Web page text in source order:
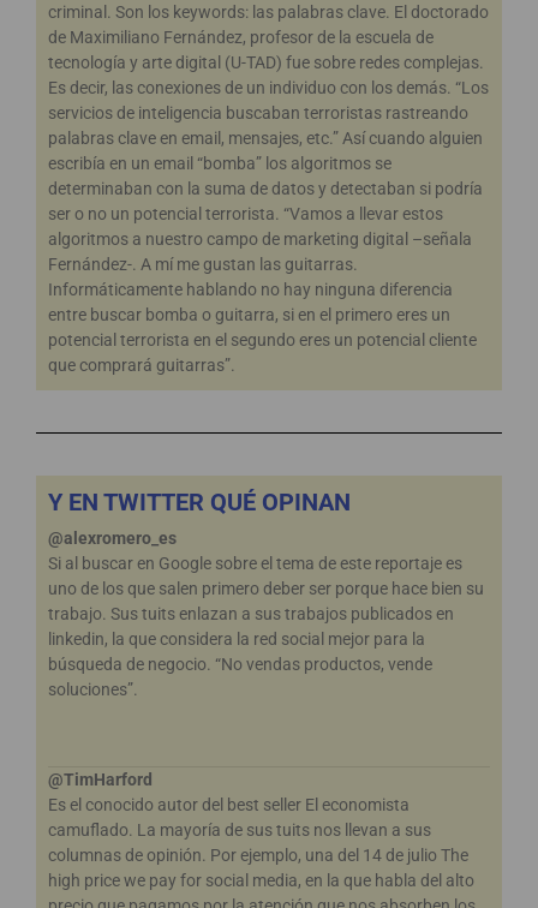
criminal. Son los keywords: las palabras clave. El doctorado
de Maximiliano Fernández, profesor de la escuela de
tecnología y arte digital (U-TAD) fue sobre redes complejas.
Es decir, las conexiones de un individuo con los demás. “Los
servicios de inteligencia buscaban terroristas rastreando
palabras clave en email, mensajes, etc.” Así cuando alguien
escribía en un email “bomba” los algoritmos se
determinaban con la suma de datos y detectaban si podría
ser o no un potencial terrorista. “Vamos a llevar estos
algoritmos a nuestro campo de marketing digital –señala
Fernández-. A mí me gustan las guitarras.
Informáticamente hablando no hay ninguna diferencia
entre buscar bomba o guitarra, si en el primero eres un
potencial terrorista en el segundo eres un potencial cliente
que comprará guitarras”.
Y EN TWITTER QUÉ OPINAN
@alexromero_es
Si al buscar en Google sobre el tema de este reportaje es
uno de los que salen primero deber ser porque hace bien su
trabajo. Sus tuits enlazan a sus trabajos publicados en
linkedin, la que considera la red social mejor para la
búsqueda de negocio. “No vendas productos, vende
soluciones”.
@TimHarford
Es el conocido autor del best seller El economista
camuflado. La mayoría de sus tuits nos llevan a sus
columnas de opinión. Por ejemplo, una del 14 de julio The
high price we pay for social media, en la que habla del alto